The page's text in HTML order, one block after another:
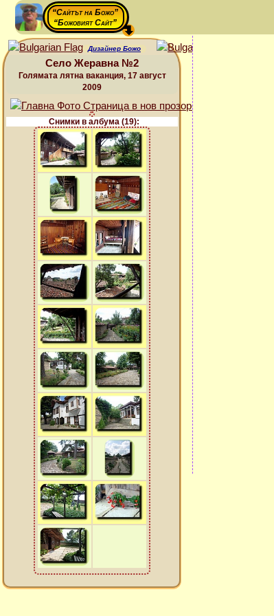
“Сайтът на Божо”
“Божовият Сайт”
Дизайнер Божо
Село Жеравна №2
Голямата лятна ваканция, 17 август
2009
Снимки в албума (19):